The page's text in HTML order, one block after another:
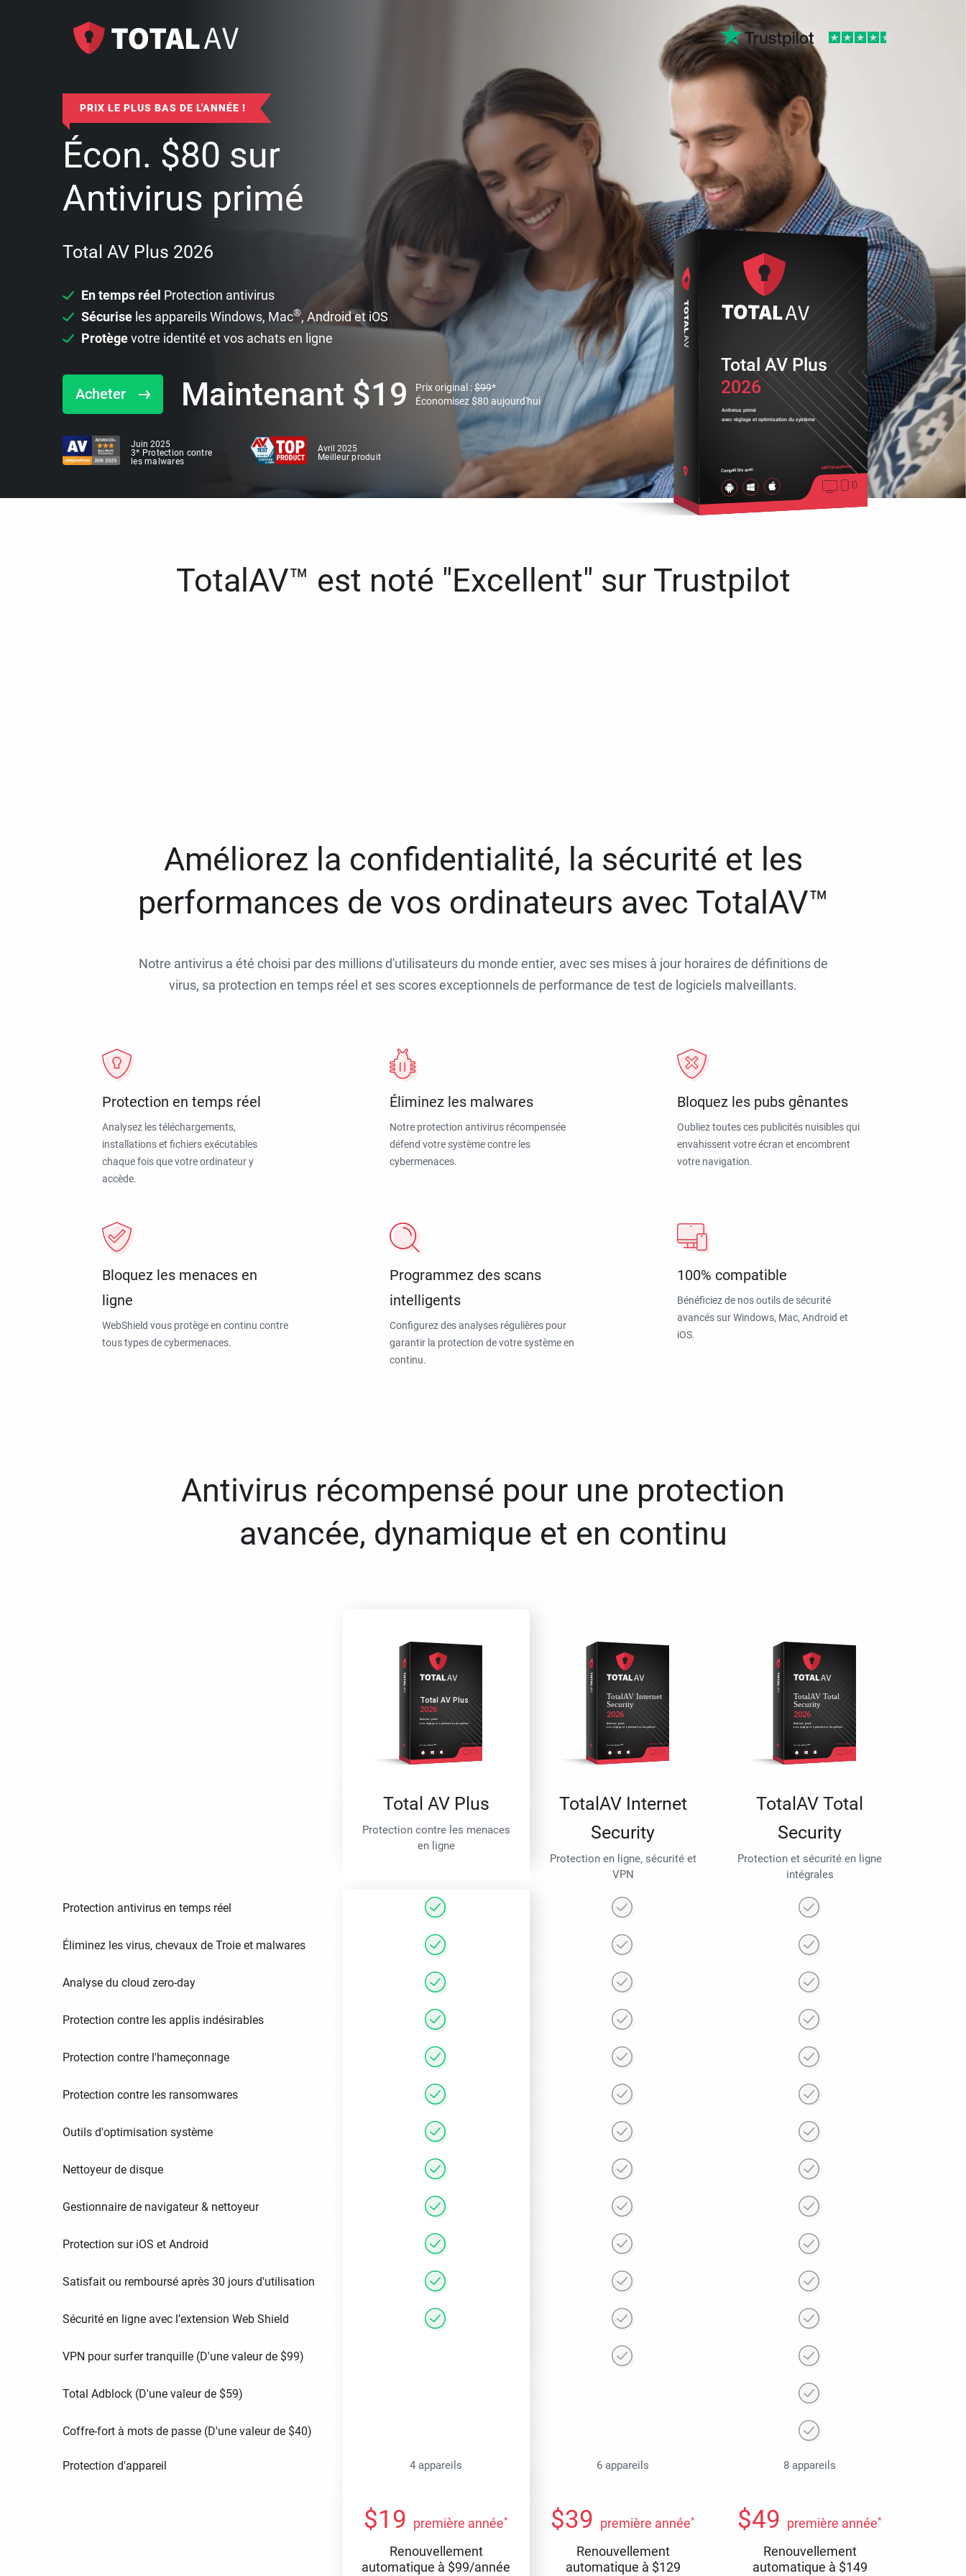
PRIX LE PLUS BAS DE L'ANNÉE !
Écon. $80 sur
Antivirus primé
Total AV Plus 2026
En temps réel Protection antivirus
Sécurise les appareils Windows, Mac®, Android et iOS
Protègevotre identité et vos achats en ligne
Acheter Maintenant $19 Prix original :$99*
Économisez$80 aujourd'hui
Juin 2025
3* Protection contre
les malwares
Avril 2025
Meilleur produit
2026
Antivirus primé
avec réglage et optimisation du système
Compatible avec Multiplateforme
Total AV Plus
TotalAV™ est noté "Excellent" sur Trustpilot
Améliorez la confidentialité, la sécurité et les
performances de vos ordinateurs avec TotalAV™
Notre antivirus a été choisi par des millions d'utilisateurs du monde entier, avec ses mises à jour horaires de définitions de
virus, sa protection en temps réel et ses scores exceptionnels de performance de test de logiciels malveillants.
Protection en temps réel
Analysez les téléchargements,
installations et fichiers exécutables
chaque fois que votre ordinateur y
accède.
Éliminez les malwares
Notre protection antivirus récompensée
défend votre système contre les
cybermenaces.
Bloquez les pubs gênantes
Oubliez toutes ces publicités nuisibles qui
envahissent votre écran et encombrent
votre navigation.
Bloquez les menaces en
ligne
WebShield vous protège en continu contre
tous types de cybermenaces.
Programmez des scans
intelligents
Configurez des analyses régulières pour
garantir la protection de votre système en
continu.
100% compatible
Bénéficiez de nos outils de sécurité
avancés sur Windows, Mac, Android et
iOS.
Antivirus récompensé pour une protection
avancée, dynamique et en continu
Total AV Plus
Protection contre les menaces
en ligne
TotalAV Internet
Security
Protection en ligne, sécurité et
VPN
TotalAV Total
Security
Protection et sécurité en ligne
intégrales
Protection antivirus en temps réel
Éliminez les virus, chevaux de Troie et malwares
Analyse du cloud zero-day
Protection contre les applis indésirables
Protection contre l'hameçonnage
Protection contre les ransomwares
Outils d'optimisation système
Nettoyeur de disque
Gestionnaire de navigateur & nettoyeur
Protection sur iOS et Android
Satisfait ou remboursé après 30 jours d'utilisation
Sécurité en ligne avec l’extension Web Shield
VPN pour surfer tranquille (D'une valeur de $99)
Total Adblock (D'une valeur de $59)
Coffre-fort à mots de passe (D'une valeur de $40)
Protection d'appareil 4 appareils 6 appareils 8 appareils
$19 première année*
Renouvellement
automatique à $99/année
$39 première année*
Renouvellement
automatique à $129
$49 première année*
Renouvellement
automatique à $149